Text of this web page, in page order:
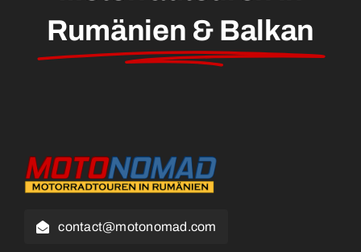
Rumänien & Balkan
contact@motonomad.com